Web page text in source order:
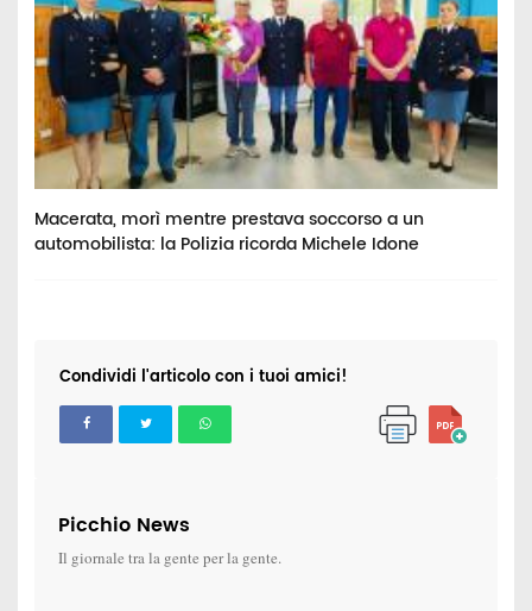
Macerata, morì mentre prestava soccorso a un
automobilista: la Polizia ricorda Michele Idone
Condividi l'articolo con i tuoi amici!
Picchio News
Il giornale tra la gente per la gente.